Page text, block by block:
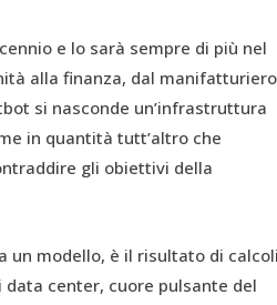
e lo sarà sempre di più nel
alla finanza, dal manifatturiero
si nasconde un’infrastruttura
in quantità tutt’altro che
gli obiettivi della
un modello, è il risultato di calcoli
center, cuore pulsante del